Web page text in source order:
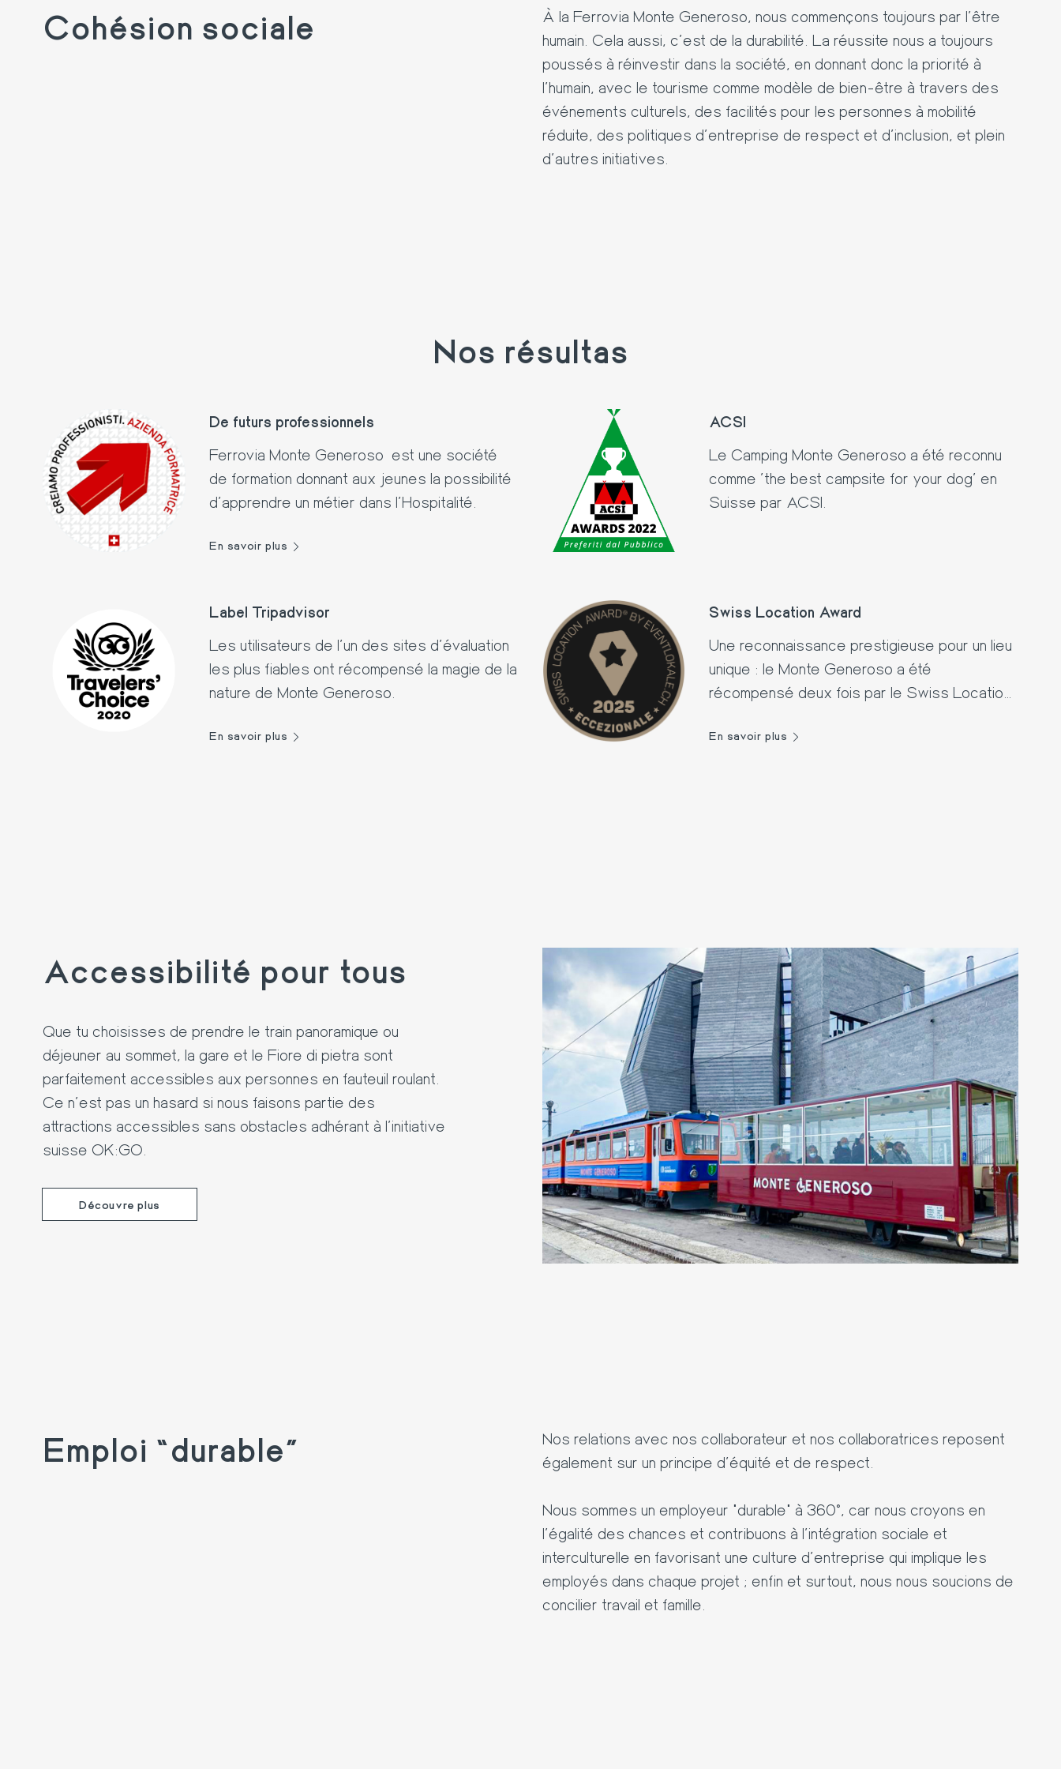
Cohésion sociale À la Ferrovia Monte Generoso, nous commençons toujours par l'être
humain. Cela aussi, c'est de la durabilité. La réussite nous a toujours
poussés à réinvestir dans la société, en donnant donc la priorité à
l’humain, avec le tourisme comme modèle de bien-être à travers des
événements culturels, des facilités pour les personnes à mobilité
réduite, des politiques d'entreprise de respect et d'inclusion, et plein
d’autres initiatives.
Nos résultas
De futurs professionnels
Ferrovia Monte Generoso est une société
de formation donnant aux jeunes la possibilité
d'apprendre un métier dans l’Hospitalité.
En savoir plus
ACSI
Le Camping Monte Generoso a été reconnu
comme 'the best campsite for your dog' en
Suisse par ACSI.
Label Tripadvisor
Les utilisateurs de l'un des sites d'évaluation
les plus fiables ont récompensé la magie de la
nature de Monte Generoso.
En savoir plus
Swiss Location Award
Une reconnaissance prestigieuse pour un lieu
unique : le Monte Generoso a été
récompensé deux fois par le Swiss Location
En savoir plus
Accessibilité pour tous
Que tu choisisses de prendre le train panoramique ou
déjeuner au sommet, la gare et le Fiore di pietra sont
parfaitement accessibles aux personnes en fauteuil roulant.
Ce n'est pas un hasard si nous faisons partie des
attractions accessibles sans obstacles adhérant à l'initiative
suisse OK:GO.
Découvre plus
Emploi “durable”
Nos relations avec nos collaborateur et nos collaboratrices reposent
également sur un principe d'équité et de respect.
Nous sommes un employeur "durable" à 360°, car nous croyons en
l'égalité des chances et contribuons à l'intégration sociale et
interculturelle en favorisant une culture d'entreprise qui implique les
employés dans chaque projet ; enfin et surtout, nous nous soucions de
concilier travail et famille.